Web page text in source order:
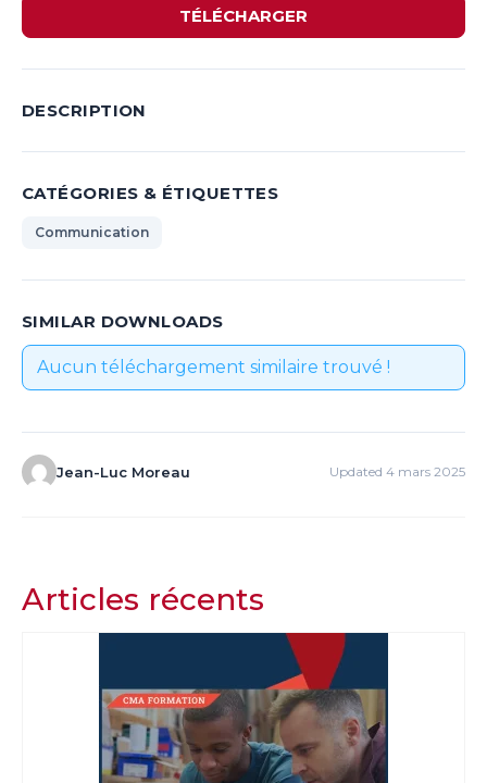
TÉLÉCHARGER
DESCRIPTION
CATÉGORIES & ÉTIQUETTES
Communication
SIMILAR DOWNLOADS
Aucun téléchargement similaire trouvé !
Jean-Luc Moreau Updated 4 mars 2025
Articles récents